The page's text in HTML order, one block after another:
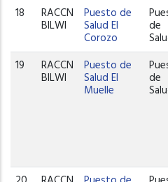
18 RACCN
BILWI
Puesto de
Salud El
Corozo
de
19 RACCN
BILWI
Puesto de
Salud El
Muelle
de